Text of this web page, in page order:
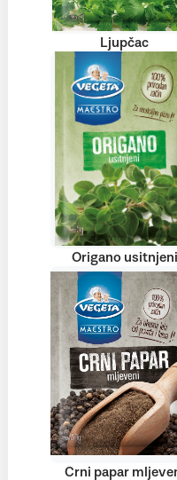
Ljupčac
Origano usitnjeni
Crni papar